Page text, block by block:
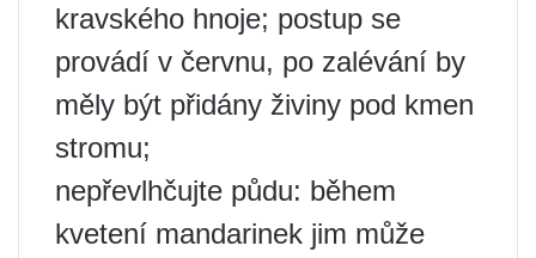
kravského hnoje; postup se
provádí v červnu, po zalévání by
měly být přidány živiny pod kmen
stromu;
nepřevlhčujte půdu: během
kvetení mandarinek jim může